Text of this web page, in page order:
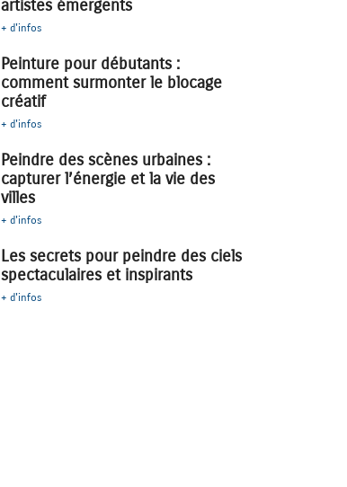
artistes émergents
+ d'infos
Peinture pour débutants :
comment surmonter le blocage
créatif
+ d'infos
Peindre des scènes urbaines :
capturer l’énergie et la vie des
villes
+ d'infos
Les secrets pour peindre des ciels
spectaculaires et inspirants
+ d'infos